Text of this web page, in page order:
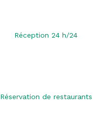
Réception 24 h/24
Réservation de restaurants